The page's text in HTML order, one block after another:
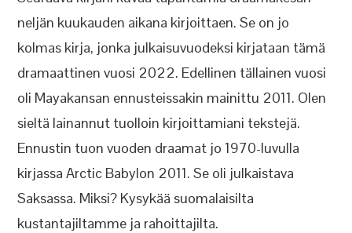
neljän kuukauden aikana kirjoittaen. Se on jo
kolmas kirja, jonka julkaisuvuodeksi kirjataan tämä
dramaattinen vuosi 2022. Edellinen tällainen vuosi
oli Mayakansan ennusteissakin mainittu 2011. Olen
sieltä lainannut tuolloin kirjoittamiani tekstejä.
Ennustin tuon vuoden draamat jo 1970-luvulla
kirjassa Arctic Babylon 2011. Se oli julkaistava
Saksassa. Miksi? Kysykää suomalaisilta
kustantajiltamme ja rahoittajilta.